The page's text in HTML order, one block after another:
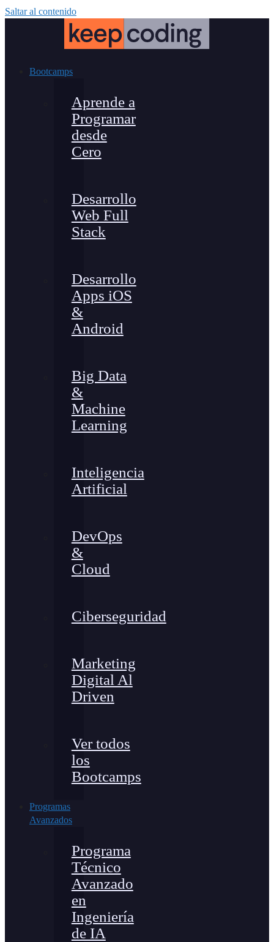
Saltar al contenido
Bootcamps
Aprende a
Programar
desde
Cero
Desarrollo
Web Full
Stack
Desarrollo
Apps iOS
&
Android
Big Data
&
Machine
Learning
Inteligencia
Artificial
DevOps
&
Cloud
Ciberseguridad
Marketing
Digital Al
Driven
Ver todos
los
Bootcamps
Programas
Avanzados
Programa
Técnico
Avanzado
en
Ingeniería
de IA